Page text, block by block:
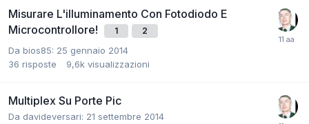
Misurare L'illuminamento Con Fotodiodo E
Microcontrollore!
1 2
Da bios85: 25 gennaio 2014
36 risposte 9,6k visualizzazioni
Multiplex Su Porte Pic
Da davideversari: 21 settembre 2014